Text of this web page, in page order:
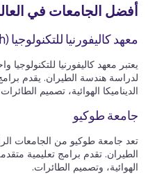
أفضل الجامعات في
معهد كاليفورنيا للتكنولوجيا (Caltech)
يعتبر معهد كاليفورنيا
لدراسة هندسة الطيران. يقدم
الديناميكا الهوائية، تصميم
جامعة طوكيو
تعد جامعة طوكيو من الجامعات
الطيران. تقدم برامج تعليمية
الهوائية، وتصميم الطائرات.